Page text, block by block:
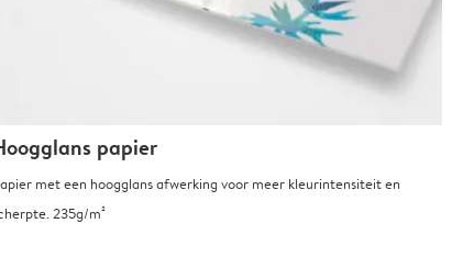
papier
met een hoogglans afwerking voor meer kleurintensiteit en
235g/m²